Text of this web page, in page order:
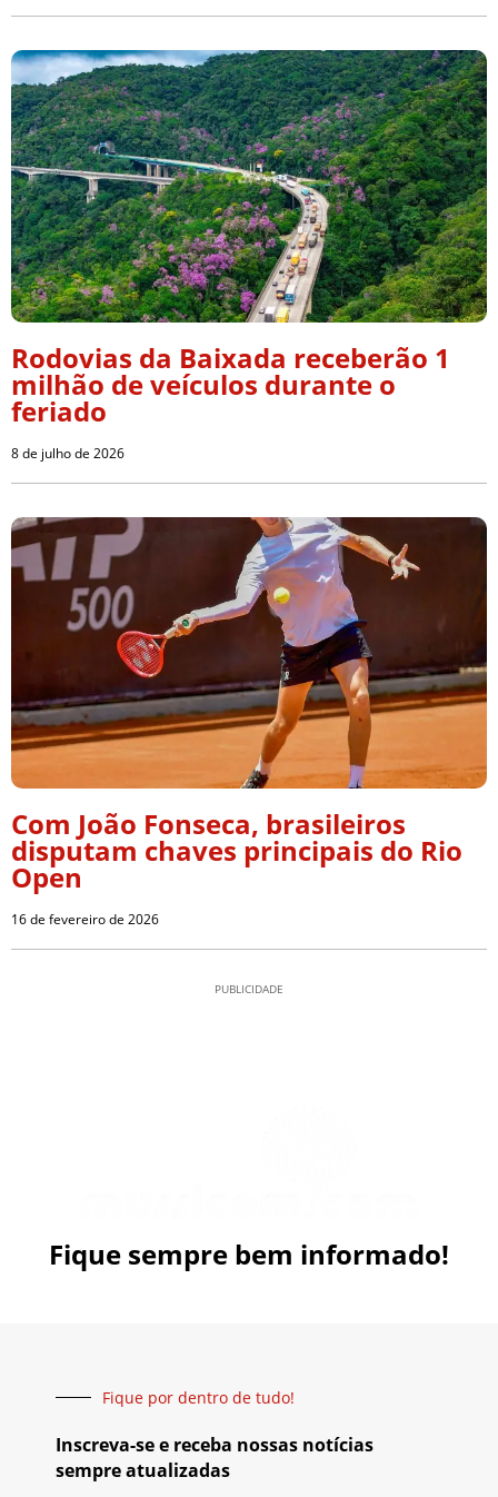
Rodovias da Baixada receberão 1
milhão de veículos durante o
feriado
8 de julho de 2026
Com João Fonseca, brasileiros
disputam chaves principais do Rio
Open
16 de fevereiro de 2026
PUBLICIDADE
Fique sempre bem informado!
Fique por dentro de tudo!
Inscreva-se e receba nossas notícias
sempre atualizadas